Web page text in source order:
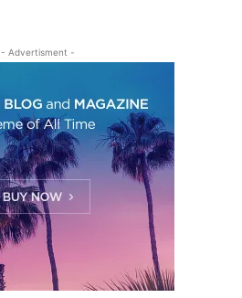
- Advertisment -